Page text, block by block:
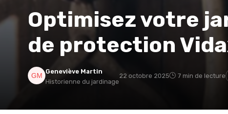
Optimisez votre
de protection
Geneviève Martin
Historienne du jardinage
22 octobre 2025 7 min de lecture